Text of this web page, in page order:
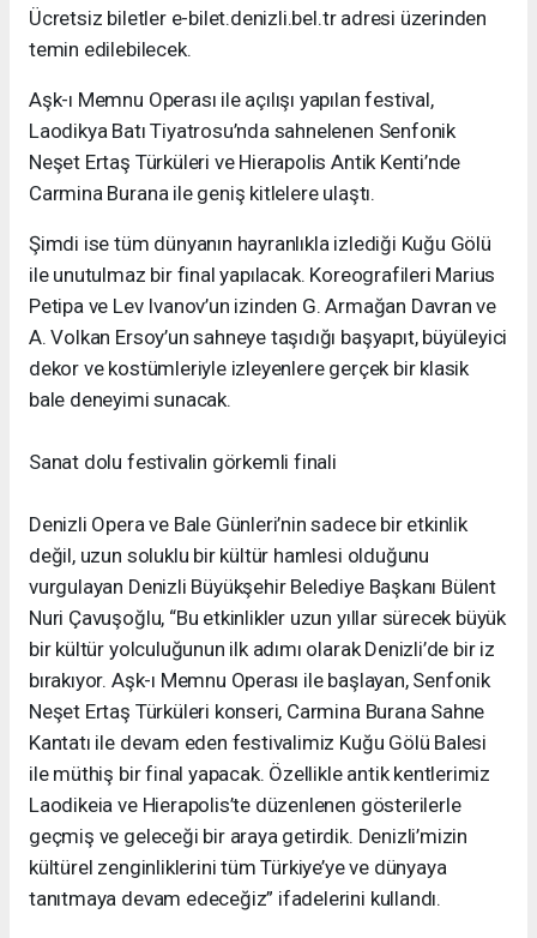
Ücretsiz biletler e-bilet.denizli.bel.tr adresi üzerinden
temin edilebilecek.
Aşk-ı Memnu Operası ile açılışı yapılan festival,
Laodikya Batı Tiyatrosu’nda sahnelenen Senfonik
Neşet Ertaş Türküleri ve Hierapolis Antik Kenti’nde
Carmina Burana ile geniş kitlelere ulaştı.
Şimdi ise tüm dünyanın hayranlıkla izlediği Kuğu Gölü
ile unutulmaz bir final yapılacak. Koreografileri Marius
Petipa ve Lev Ivanov’un izinden G. Armağan Davran ve
A. Volkan Ersoy’un sahneye taşıdığı başyapıt, büyüleyici
dekor ve kostümleriyle izleyenlere gerçek bir klasik
bale deneyimi sunacak.
Sanat dolu festivalin görkemli finali
Denizli Opera ve Bale Günleri’nin sadece bir etkinlik
değil, uzun soluklu bir kültür hamlesi olduğunu
vurgulayan Denizli Büyükşehir Belediye Başkanı Bülent
Nuri Çavuşoğlu, “Bu etkinlikler uzun yıllar sürecek büyük
bir kültür yolculuğunun ilk adımı olarak Denizli’de bir iz
bırakıyor. Aşk-ı Memnu Operası ile başlayan, Senfonik
Neşet Ertaş Türküleri konseri, Carmina Burana Sahne
Kantatı ile devam eden festivalimiz Kuğu Gölü Balesi
ile müthiş bir final yapacak. Özellikle antik kentlerimiz
Laodikeia ve Hierapolis’te düzenlenen gösterilerle
geçmiş ve geleceği bir araya getirdik. Denizli’mizin
kültürel zenginliklerini tüm Türkiye’ye ve dünyaya
tanıtmaya devam edeceğiz” ifadelerini kullandı.